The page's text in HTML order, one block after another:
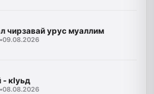
чирзавай урус муаллим
09.08.2026
- кIуьд
08.08.2026